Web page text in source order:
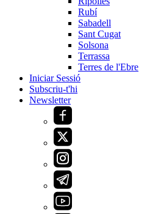
Rubí
Sabadell
Sant Cugat
Solsona
Terrassa
Terres de l'Ebre
Iniciar Sessió
Subscriu-t'hi
Newsletter